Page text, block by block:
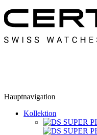
Hauptnavigation
Kollektion